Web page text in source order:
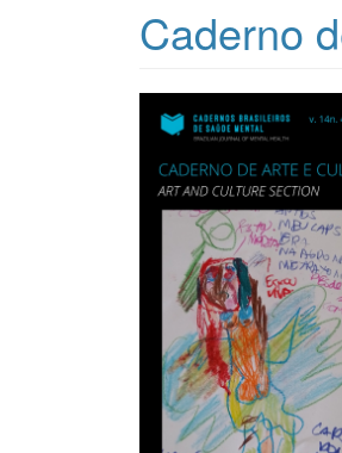
Caderno
Barra
lateral
de
artigos